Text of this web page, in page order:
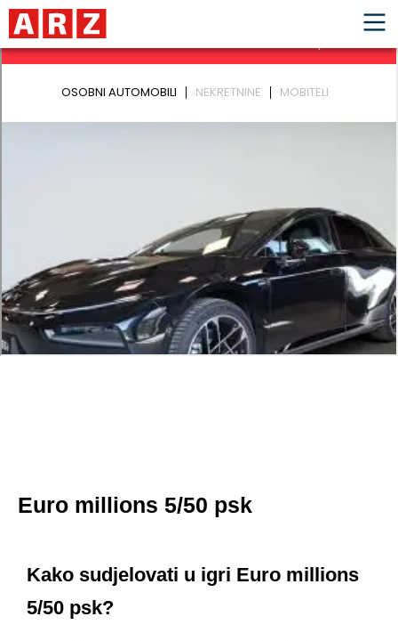
Euro millions 5/50 psk
Kako sudjelovati u igri Euro millions
5/50 psk?